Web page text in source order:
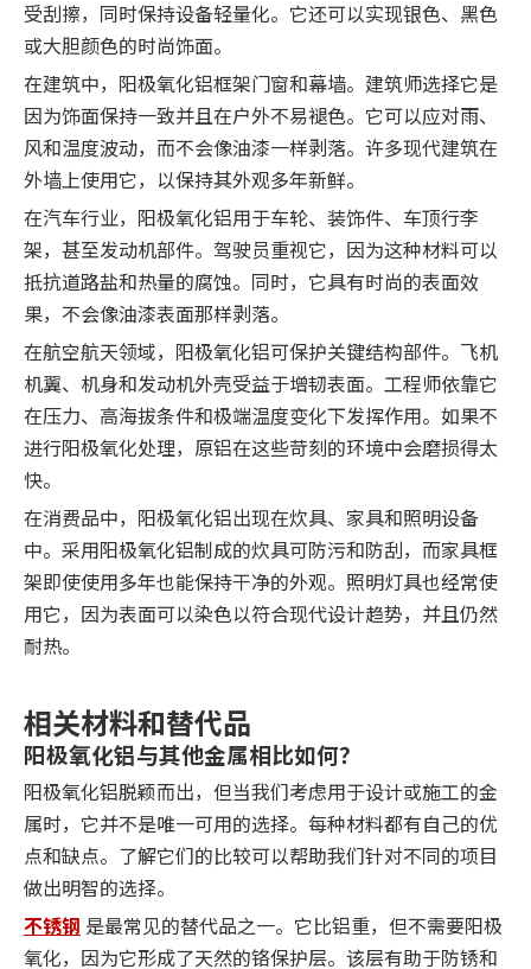
受刮擦，同时保持设备轻量化。它还可以实现银色、黑色
或大胆颜色的时尚饰面。
在建筑中，阳极氧化铝框架门窗和幕墙。建筑师选择它是
因为饰面保持一致并且在户外不易褪色。它可以应对雨、
风和温度波动，而不会像油漆一样剥落。许多现代建筑在
外墙上使用它，以保持其外观多年新鲜。
在汽车行业，阳极氧化铝用于车轮、装饰件、车顶行李
架，甚至发动机部件。驾驶员重视它，因为这种材料可以
抵抗道路盐和热量的腐蚀。同时，它具有时尚的表面效
果，不会像油漆表面那样剥落。
在航空航天领域，阳极氧化铝可保护关键结构部件。飞机
机翼、机身和发动机外壳受益于增韧表面。工程师依靠它
在压力、高海拔条件和极端温度变化下发挥作用。如果不
进行阳极氧化处理，原铝在这些苛刻的环境中会磨损得太
快。
在消费品中，阳极氧化铝出现在炊具、家具和照明设备
中。采用阳极氧化铝制成的炊具可防污和防刮，而家具框
架即使使用多年也能保持干净的外观。照明灯具也经常使
用它，因为表面可以染色以符合现代设计趋势，并且仍然
耐热。
相关材料和替代品
阳极氧化铝与其他金属相比如何？
阳极氧化铝脱颖而出，但当我们考虑用于设计或施工的金
属时，它并不是唯一可用的选择。每种材料都有自己的优
点和缺点。了解它们的比较可以帮助我们针对不同的项目
做出明智的选择。
不锈钢 是最常见的替代品之一。它比铝重，但不需要阳极
氧化，因为它形成了天然的铬保护层。该层有助于防锈和